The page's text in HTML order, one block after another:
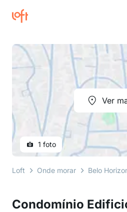
Condomínio
Ver
1 foto
Loft Onde morar Belo